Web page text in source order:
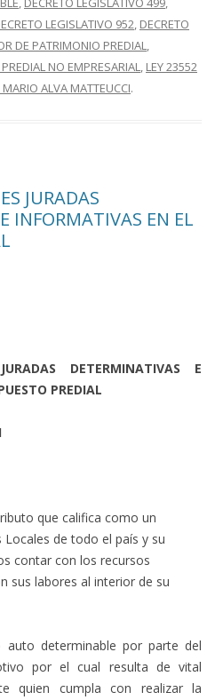
LEGISLATIVO 952, DECRETO
DE PATRIMONIO PREDIAL,
NO EMPRESARIAL, LEY 23552
MARIO ALVA MATTEUCCI.
JURADAS
INFORMATIVAS EN EL
DETERMINATIVAS E
PREDIAL
que califica como un
de todo el país y su
contar con los recursos
sus labores al interior de su
auto determinable por parte del
por el cual resulta de vital
quien cumpla con realizar la